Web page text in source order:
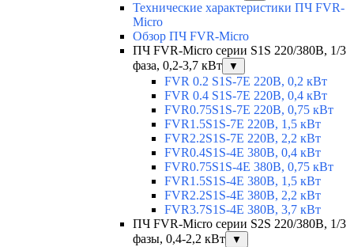
Технические характеристики ПЧ FVR-
Micro
Обзор ПЧ FVR-Micro
ПЧ FVR-Micro серии S1S 220/380В, 1/3
фаза, 0,2-3,7 кВт
▼
FVR 0.2 S1S-7E 220В, 0,2 кВт
FVR 0.4 S1S-7E 220В, 0,4 кВт
FVR0.75S1S-7E 220В, 0,75 кВт
FVR1.5S1S-7E 220В, 1,5 кВт
FVR2.2S1S-7E 220В, 2,2 кВт
FVR0.4S1S-4E 380В, 0,4 кВт
FVR0.75S1S-4E 380В, 0,75 кВт
FVR1.5S1S-4E 380В, 1,5 кВт
FVR2.2S1S-4E 380В, 2,2 кВт
FVR3.7S1S-4E 380В, 3,7 кВт
ПЧ FVR-Micro серии S2S 220/380В, 1/3
фазы, 0,4-2,2 кВт
▼